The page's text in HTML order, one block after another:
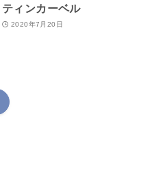
ティンカーベル
2020年7月20日